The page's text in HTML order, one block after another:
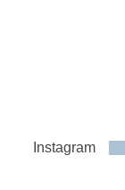
Instagram